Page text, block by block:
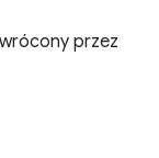
przez